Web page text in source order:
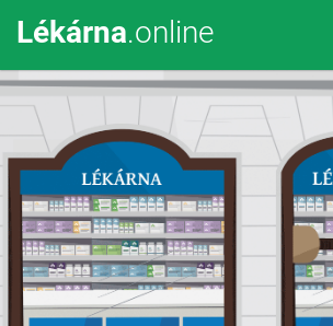
Lékárna.online